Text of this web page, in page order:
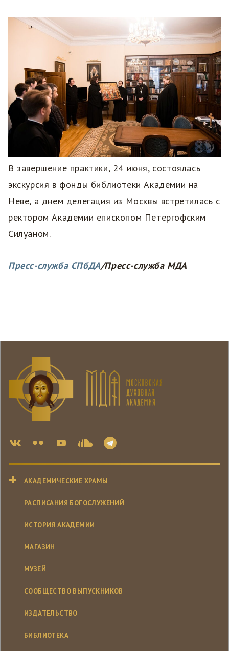
В завершение практики, 24 июня, состоялась
экскурсия в фонды библиотеки Академии на
Неве, а днем делегация из Москвы встретилась с
ректором Академии епископом Петергофским
Силуаном.
Пресс-служба СПбДА/Пресс-служба МДА
АКАДЕМИЧЕСКИЕ ХРАМЫ
РАСПИСАНИЯ БОГОСЛУЖЕНИЙ
ИСТОРИЯ АКАДЕМИИ
МАГАЗИН
МУЗЕЙ
СООБЩЕСТВО ВЫПУСКНИКОВ
ИЗДАТЕЛЬСТВО
БИБЛИОТЕКА